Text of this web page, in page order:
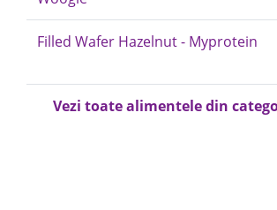
Filled Wafer Hazelnut - Myprotein
Vezi toate alimentele din